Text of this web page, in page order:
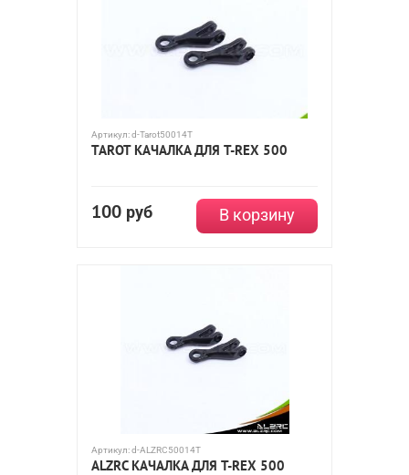
Артикул:d-Tarot50014T
TAROT КАЧАЛКА ДЛЯ T-REX 500
100 руб В корзину
Артикул:d-ALZRC50014T
ALZRC КАЧАЛКА ДЛЯ T-REX 500